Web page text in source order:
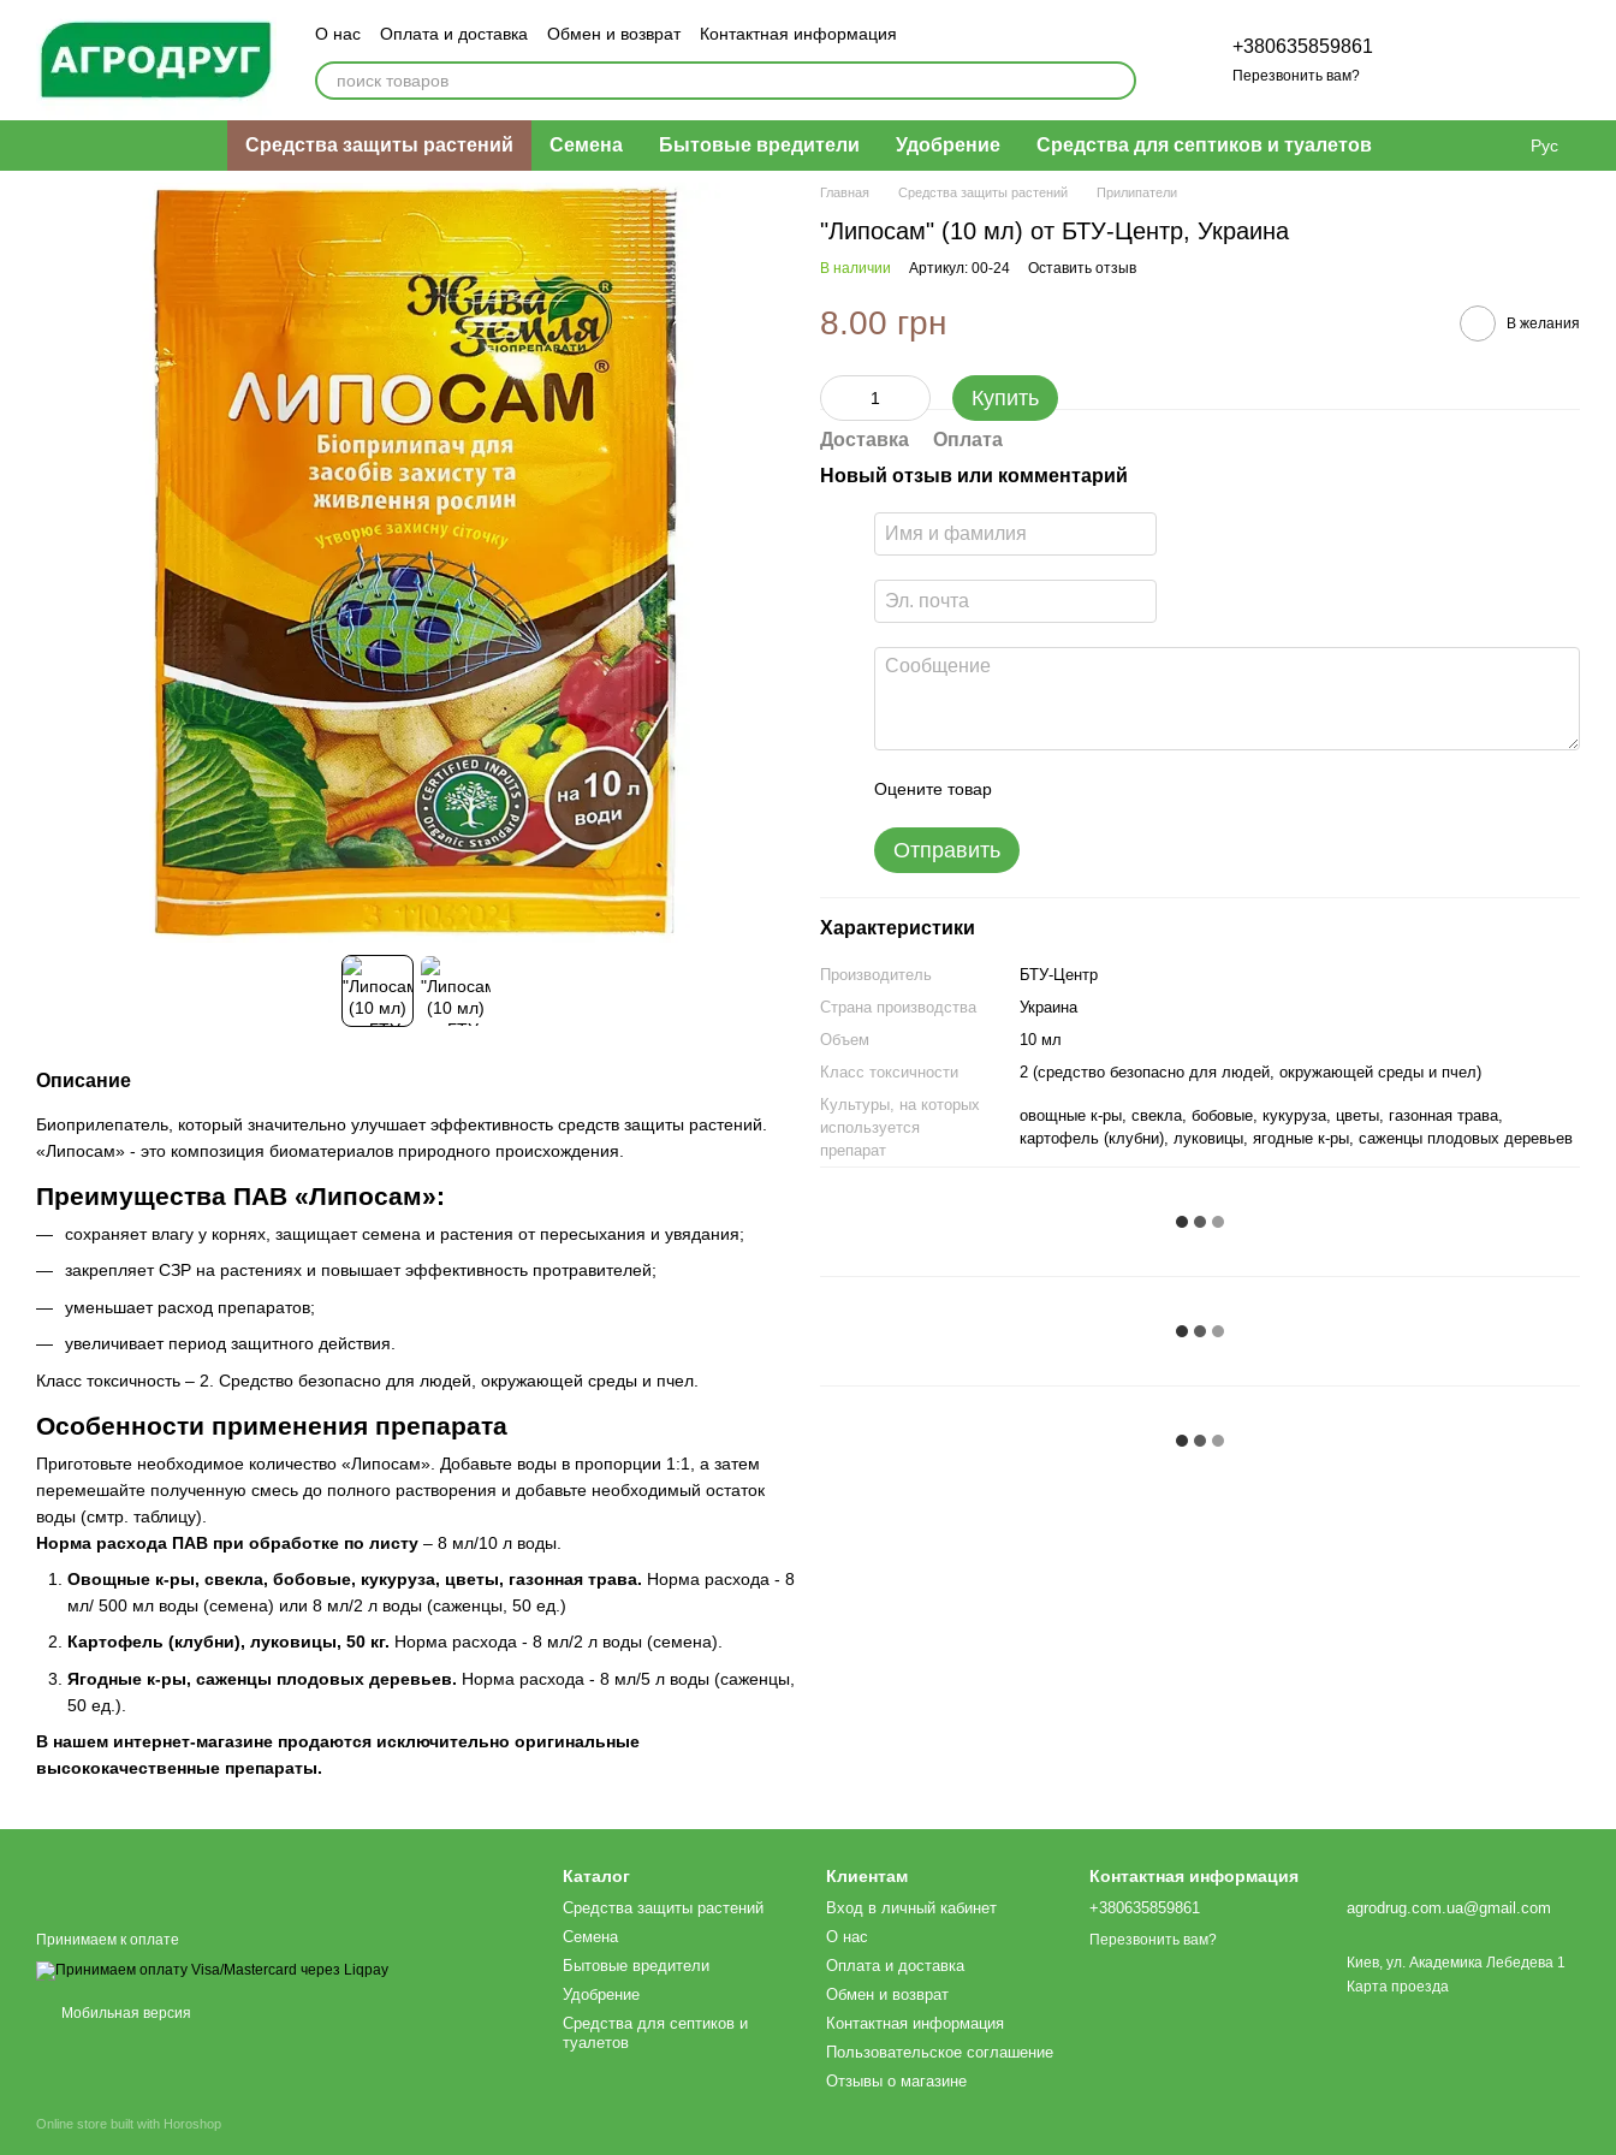
Перейти к основному контенту
О нас Оплата и доставка Обмен и возврат
Контактная информация
Пользовательское соглашение
Отзывы о магазине
+380635859861
Перезвонить вам?
Средства защиты растений Семена Бытовые вредители Удобрение Средства для септиков и туалетов Рус
Описание
Биоприлепатель, который значительно улучшает эффективность средств защиты растений
«Липосам» - это композиция биоматериалов природного происхождения.
Преимущества ПАВ «Липосам»:
сохраняет влагу у корнях, защищаетсемена и растения от пересыхания и увядания;
закрепляет СЗР на растениях и повышает эффективность протравителей;
уменьшает расход препаратов;
увеличивает период защитного действия.
Класс токсичность – 2. Средство безопасно для людей, окружающей среды и пчел.
Особенности применения препарата
Приготовьте необходимое количество «Липосам». Добавьте воды в пропорции 1:1, а затем
перемешайте полученную смесь до полного растворения и добавьте необходимый остаток
воды (смтр. таблицу).
Норма расхода ПАВ при обработке по листу – 8 мл/10 л воды.
Овощные к-ры, свекла, бобовые, кукуруза, цветы, газонная трава. Норма расхода - 8
мл/ 500 мл воды (семена) или 8 мл/2 л воды (саженцы, 50 ед.)
Картофель (клубни), луковицы, 50 кг. Норма расхода - 8 мл/2 л воды (семена).
Ягодные к-ры, саженцы плодовых деревьев. Норма расхода - 8 мл/5 л воды (саженцы,
50 ед.).
В нашем интернет-магазине продаются исключительно оригинальные
высококачественные препараты.
Главная Средства защиты растений Прилипатели
"Липосам" (10 мл) от БТУ-Центр, Украина
В наличии Артикул: 00-24 Оставить отзыв
8.00 грн В желания
Купить
Доставка
Оплата
Новый отзыв или комментарий
Оцените товар
Отправить
Характеристики
Производитель
БТУ-Центр
Страна производства
Украина
Объем
10 мл
Класс токсичности
2 (средство безопасно для людей, окружающей среды и пчел)
Культуры, на которых
используется
препарат
овощные к-ры, свекла, бобовые, кукуруза, цветы, газонная трава,
картофель (клубни), луковицы, ягодные к-ры, саженцы плодовых деревьев
Принимаем к оплате
Мобильная версия
Online store built with Horoshop
Каталог
Средства защиты растений
Семена
Бытовые вредители
Удобрение
Средства для септиков и
туалетов
Клиентам
Вход в личный кабинет
О нас
Оплата и доставка
Обмен и возврат
Контактная информация
Пользовательское соглашение
Отзывы о магазине
Контактная информация
+380635859861
Перезвонить вам?
agrodrug.com.ua@gmail.com
Киев, ул. Академика Лебедева 1
Карта проезда